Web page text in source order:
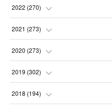
(21
(22
(23
(22
(22
(23
(23
(21
2022 (270)
(23
(23
(22
(23
2021 (273)
(24
(23
(22
2020 (273)
(24
(22
2019 (302)
(23
2018 (194)